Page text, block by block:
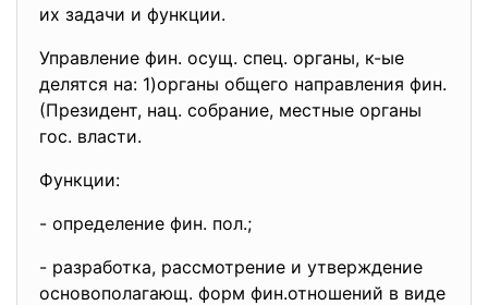
их задачи и функции.
Управление фин. осущ. спец. органы, к-ые
делятся на: 1)органы общего направления фин.
(Президент, нац. собрание, местные органы
гос. власти.
Функции:
- определение фин. пол.;
- разработка, рассмотрение и утверждение
основополагающ. форм фин.отношений в виде